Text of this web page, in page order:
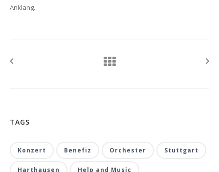
Anklang.
TAGS
Konzert Benefiz Orchester Stuttgart
Harthausen Help and Music